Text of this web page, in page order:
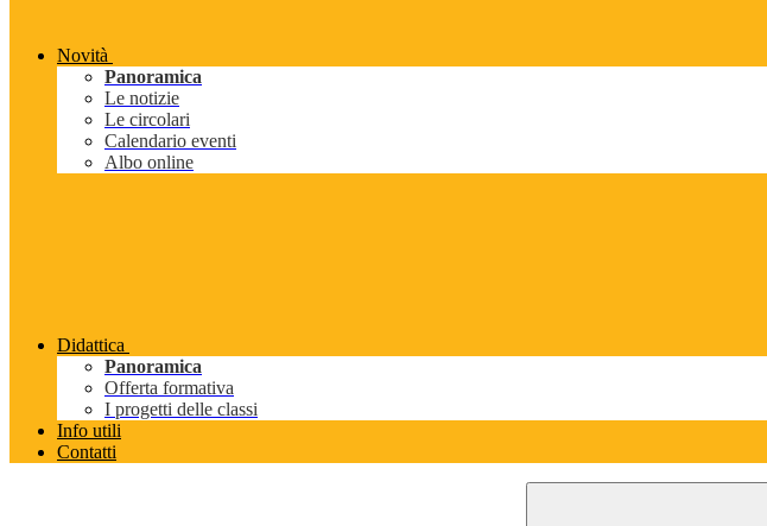
Novità
Panoramica
Le notizie
Le circolari
Calendario eventi
Albo online
Didattica
Panoramica
Offerta formativa
I progetti delle classi
Info utili
Contatti